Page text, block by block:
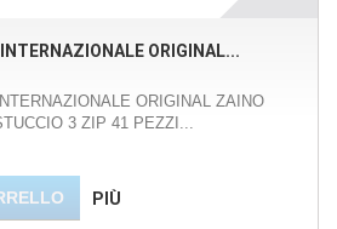
ORIGINAL...
ORIGINAL ZAINO
3 ZIP 41 PEZZI...
PIÙ